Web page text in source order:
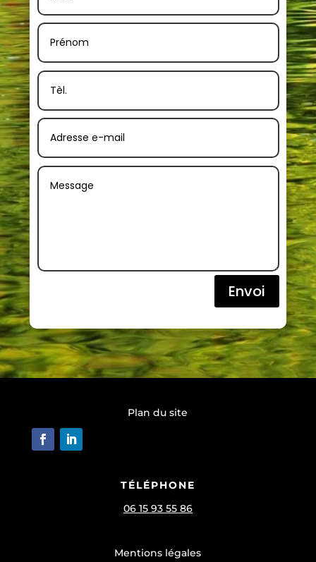
Envoi
Plan du site
TÉLÉPHONE
06 15 93 55 86
Mentions légales